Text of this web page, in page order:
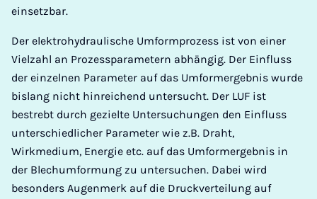
einsetzbar.
Der elektrohydraulische Umformprozess ist von einer
Vielzahl an Prozessparametern abhängig. Der Einfluss
der einzelnen Parameter auf das Umformergebnis wurde
bislang nicht hinreichend untersucht. Der LUF ist
bestrebt durch gezielte Untersuchungen den Einfluss
unterschiedlicher Parameter wie z.B. Draht,
Wirkmedium, Energie etc. auf das Umformergebnis in
der Blechumformung zu untersuchen. Dabei wird
besonders Augenmerk auf die Druckverteilung auf